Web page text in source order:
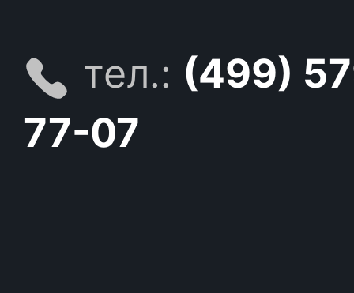
тел.: (499)
77-07